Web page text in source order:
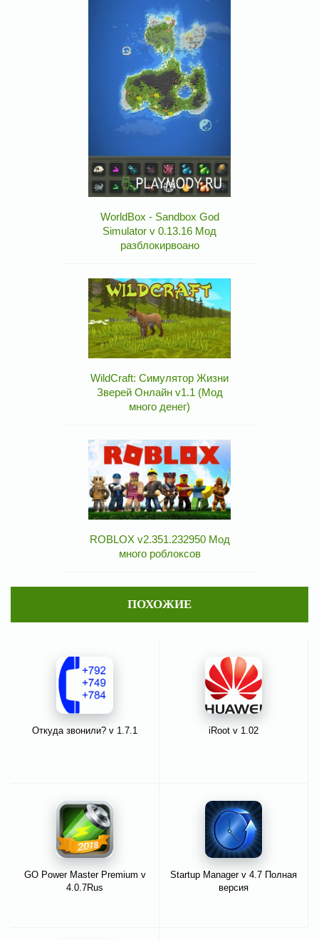
WorldBox - Sandbox God
Simulator v 0.13.16 Мод
разблокирвоано
WildCraft: Симулятор Жизни
Зверей Онлайн v1.1 (Мод
много денег)
ROBLOX v2.351.232950 Мод
много роблоксов
ПОХОЖИЕ
Откуда звонили? v 1.7.1 iRoot v 1.02
GO Power Master Premium v
4.0.7Rus
Startup Manager v 4.7 Полная
версия